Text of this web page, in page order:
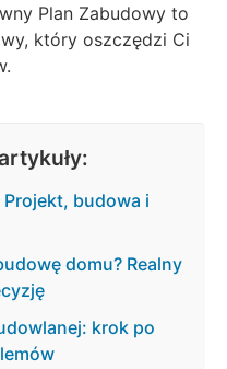
Plan Zabudowy to
który oszczędzi Ci
Projekt, budowa i
domu? Realny
krok po